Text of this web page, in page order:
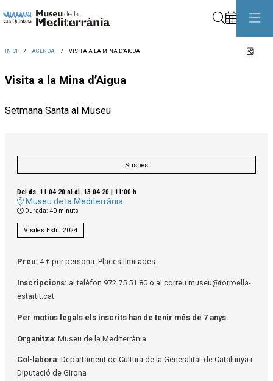
INICI AGENDA VISITA A LA MINA D’AIGUA
Visita a la Mina d’Aigua
Setmana Santa al Museu
Suspès
Del ds. 11.04.20 al dl. 13.04.20 | 11:00 h
Museu de la Mediterrània
Durada: 40 minuts
Visites Estiu 2024
Preu: 4 € per persona. Places limitades.
Inscripcions: al telèfon 972 75 51 80 o al correu museu@torroella-
estartit.cat
Per motius legals els inscrits han de tenir més de 7 anys.
Organitza: Museu de la Mediterrània
Col·labora: Departament de Cultura de la Generalitat de Catalunya i
Diputació de Girona